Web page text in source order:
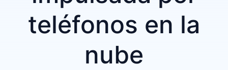
teléfonos en la
nube